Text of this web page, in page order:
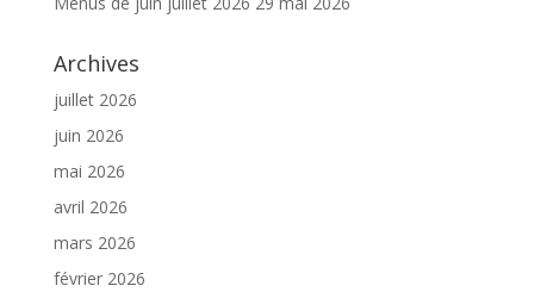
Archives
juillet 2026
juin 2026
mai 2026
avril 2026
mars 2026
février 2026